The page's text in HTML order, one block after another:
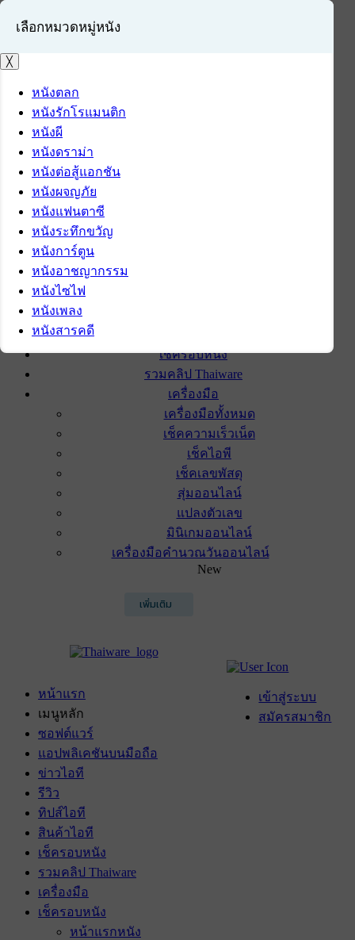
เข้าสู่ระบบ
สมัครสมาชิก
เช็ครอบหนัง
รวมคลิป Thaiware
เครื่องมือ
เครื่องมือทั้งหมด
เช็คความเร็วเน็ต
เช็คไอพี
เช็คเลขพัสดุ
สุ่มออนไลน์
แปลงตัวเลข
มินิเกมออนไลน์
เครื่องมือคำนวณวันออนไลน์
New
เพิ่มเติม
เข้าสู่ระบบ
สมัครสมาชิก
หน้าแรก
เมนูหลัก
ซอฟต์แวร์
แอปพลิเคชันบนมือถือ
ข่าวไอที
รีวิว
ทิปส์ไอที
สินค้าไอที
เช็ครอบหนัง
รวมคลิป Thaiware
เครื่องมือ
เช็ครอบหนัง
หน้าแรกหนัง
เลือกหมวดหมู่หนัง
╳
หนังตลก
หนังรักโรแมนติก
หนังผี
หนังดราม่า
หนังต่อสู้แอกชัน
หนังผจญภัย
หนังแฟนตาซี
หนังระทึกขวัญ
หนังการ์ตูน
หนังอาชญากรรม
หนังไซไฟ
หนังเพลง
หนังสารคดี